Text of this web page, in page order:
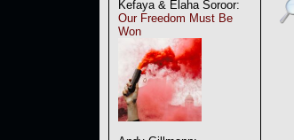
Kefaya & Elaha Soroor:
Our Freedom Must Be
Won